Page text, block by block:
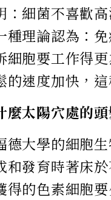
：細菌不喜歡
種理論認為：
細胞要工作得
的速度加快，
麼太陽穴處的
德大學的細胞
和發育時著床
得的色素細胞